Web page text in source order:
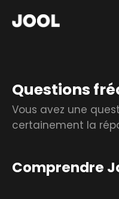
Questions
Vous avez une
certainement la
Comprendre